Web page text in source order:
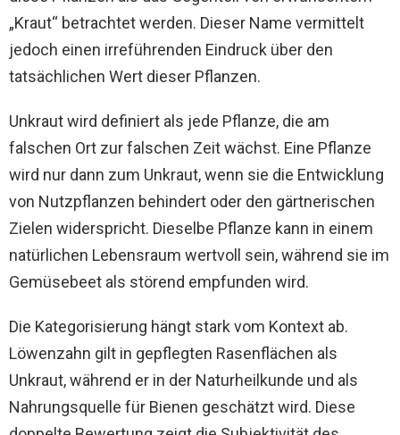
„Kraut“ betrachtet werden. Dieser Name vermittelt
jedoch einen irreführenden Eindruck über den
tatsächlichen Wert dieser Pflanzen.
Unkraut wird definiert als jede Pflanze, die am
falschen Ort zur falschen Zeit wächst. Eine Pflanze
wird nur dann zum Unkraut, wenn sie die Entwicklung
von Nutzpflanzen behindert oder den gärtnerischen
Zielen widerspricht. Dieselbe Pflanze kann in einem
natürlichen Lebensraum wertvoll sein, während sie im
Gemüsebeet als störend empfunden wird.
Die Kategorisierung hängt stark vom Kontext ab.
Löwenzahn gilt in gepflegten Rasenflächen als
Unkraut, während er in der Naturheilkunde und als
Nahrungsquelle für Bienen geschätzt wird. Diese